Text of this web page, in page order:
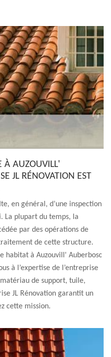
À AUZOUVILL'
JL RÉNOVATION EST
en général, d’une inspection
La plupart du temps, la
par des opérations de
de cette structure.
habitat à Auzouvill' Auberbosc
à l’expertise de l’entreprise
de support, tuile,
JL Rénovation garantit un
cette mission.